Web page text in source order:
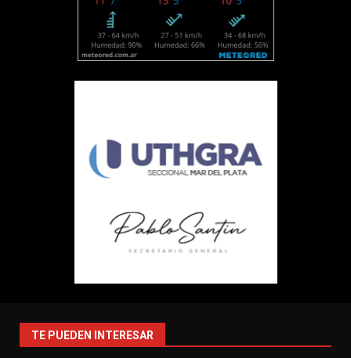
TE PUEDEN INTERESAR